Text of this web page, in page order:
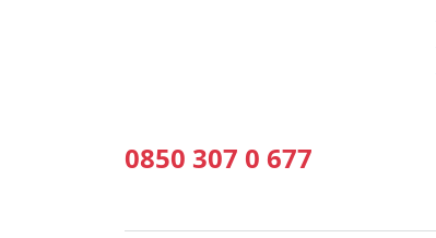
0850 307 0 677